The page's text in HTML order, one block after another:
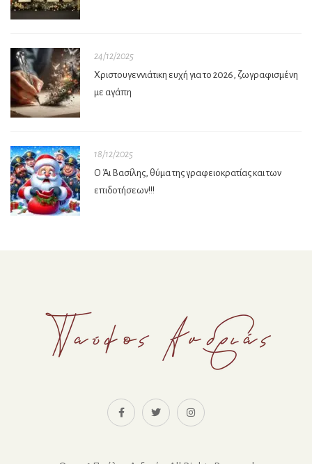
24/12/2025
Χριστουγεννιάτικη ευχή για το 2026, ζωγραφισμένη
με αγάπη
18/12/2025
Ο Άι Βασίλης, θύμα της γραφειοκρατίας και των
επιδοτήσεων!!!